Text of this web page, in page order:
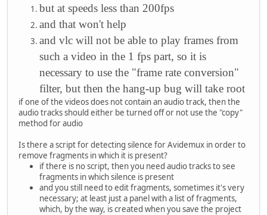
but at speeds less than 200fps
and that won't help
and vlc will not be able to play frames from
such a video in the 1 fps part, so it is
necessary to use the "frame rate conversion"
filter, but then the hang-up bug will take root
if one of the videos does not contain an audio track, then the
audio tracks should either be turned off or not use the "copy"
method for audio
Is there a script for detecting silence for Avidemux in order to
remove fragments in which it is present?
if there is no script, then you need audio tracks to see
fragments in which silence is present
and you still need to edit fragments, sometimes it's very
necessary; at least just a panel with a list of fragments,
which, by the way, is created when you save the project